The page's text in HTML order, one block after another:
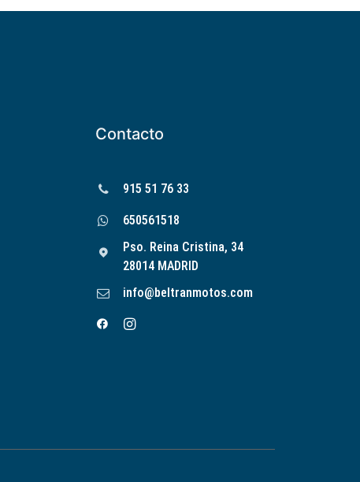
Contacto
915 51 76 33
650561518
Pso. Reina Cristina, 34
28014 MADRID
info@beltranmotos.com